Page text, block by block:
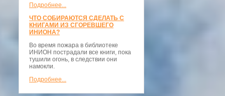
Подробнее...
ЧТО СОБИРАЮТСЯ СДЕЛАТЬ С
КНИГАМИ ИЗ СГОРЕВШЕГО
ИНИОНА?
Во время пожара в библиотеке
ИНИОН пострадали все книги, пока
тушили огонь, в следствии они
намокли.
Подробнее...